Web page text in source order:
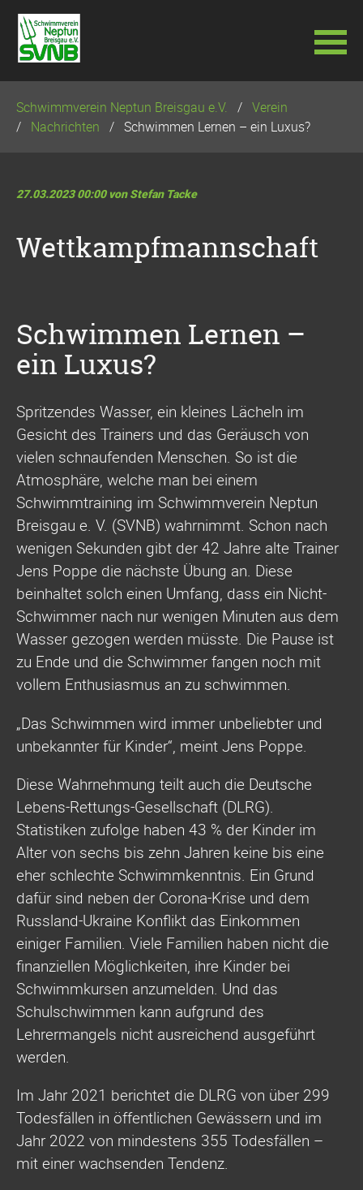
überspringen
Schwimmverein Neptun Breisgau e.V.
Verein
Nachrichten
Schwimmen Lernen – ein Luxus?
27.03.2023 00:00von Stefan Tacke
Wettkampfmannschaft
Schwimmen Lernen –
ein Luxus?
Spritzendes Wasser, ein kleines Lächeln im
Gesicht des Trainers und das Geräusch von
vielen schnaufenden Menschen. So ist die
Atmosphäre, welche man bei einem
Schwimmtraining im Schwimmverein Neptun
Breisgau e. V. (SVNB) wahrnimmt. Schon nach
wenigen Sekunden gibt der 42 Jahre alte Trainer
Jens Poppe die nächste Übung an. Diese
beinhaltet solch einen Umfang, dass ein Nicht-
Schwimmer nach nur wenigen Minuten aus dem
Wasser gezogen werden müsste. Die Pause ist
zu Ende und die Schwimmer fangen noch mit
vollem Enthusiasmus an zu schwimmen.
„Das Schwimmen wird immer unbeliebter und
unbekannter für Kinder“, meint Jens Poppe.
Diese Wahrnehmung teilt auch die Deutsche
Lebens-Rettungs-Gesellschaft (DLRG).
Statistiken zufolge haben 43 % der Kinder im
Alter von sechs bis zehn Jahren keine bis eine
eher schlechte Schwimmkenntnis. Ein Grund
dafür sind neben der Corona-Krise und dem
Russland-Ukraine Konflikt das Einkommen
einiger Familien. Viele Familien haben nicht die
finanziellen Möglichkeiten, ihre Kinder bei
Schwimmkursen anzumelden. Und das
Schulschwimmen kann aufgrund des
Lehrermangels nicht ausreichend ausgeführt
werden.
Im Jahr 2021 berichtet die DLRG von über 299
Todesfällen in öffentlichen Gewässern und im
Jahr 2022 von mindestens 355 Todesfällen –
mit einer wachsenden Tendenz.